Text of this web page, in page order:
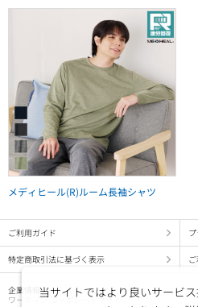
メディヒール(R)ルーム長袖シャツ
ご利用ガイド
特定商取引法に基づく表示
企業情報
ワークマン コーポレートサイト
当サイトではより良いサービ